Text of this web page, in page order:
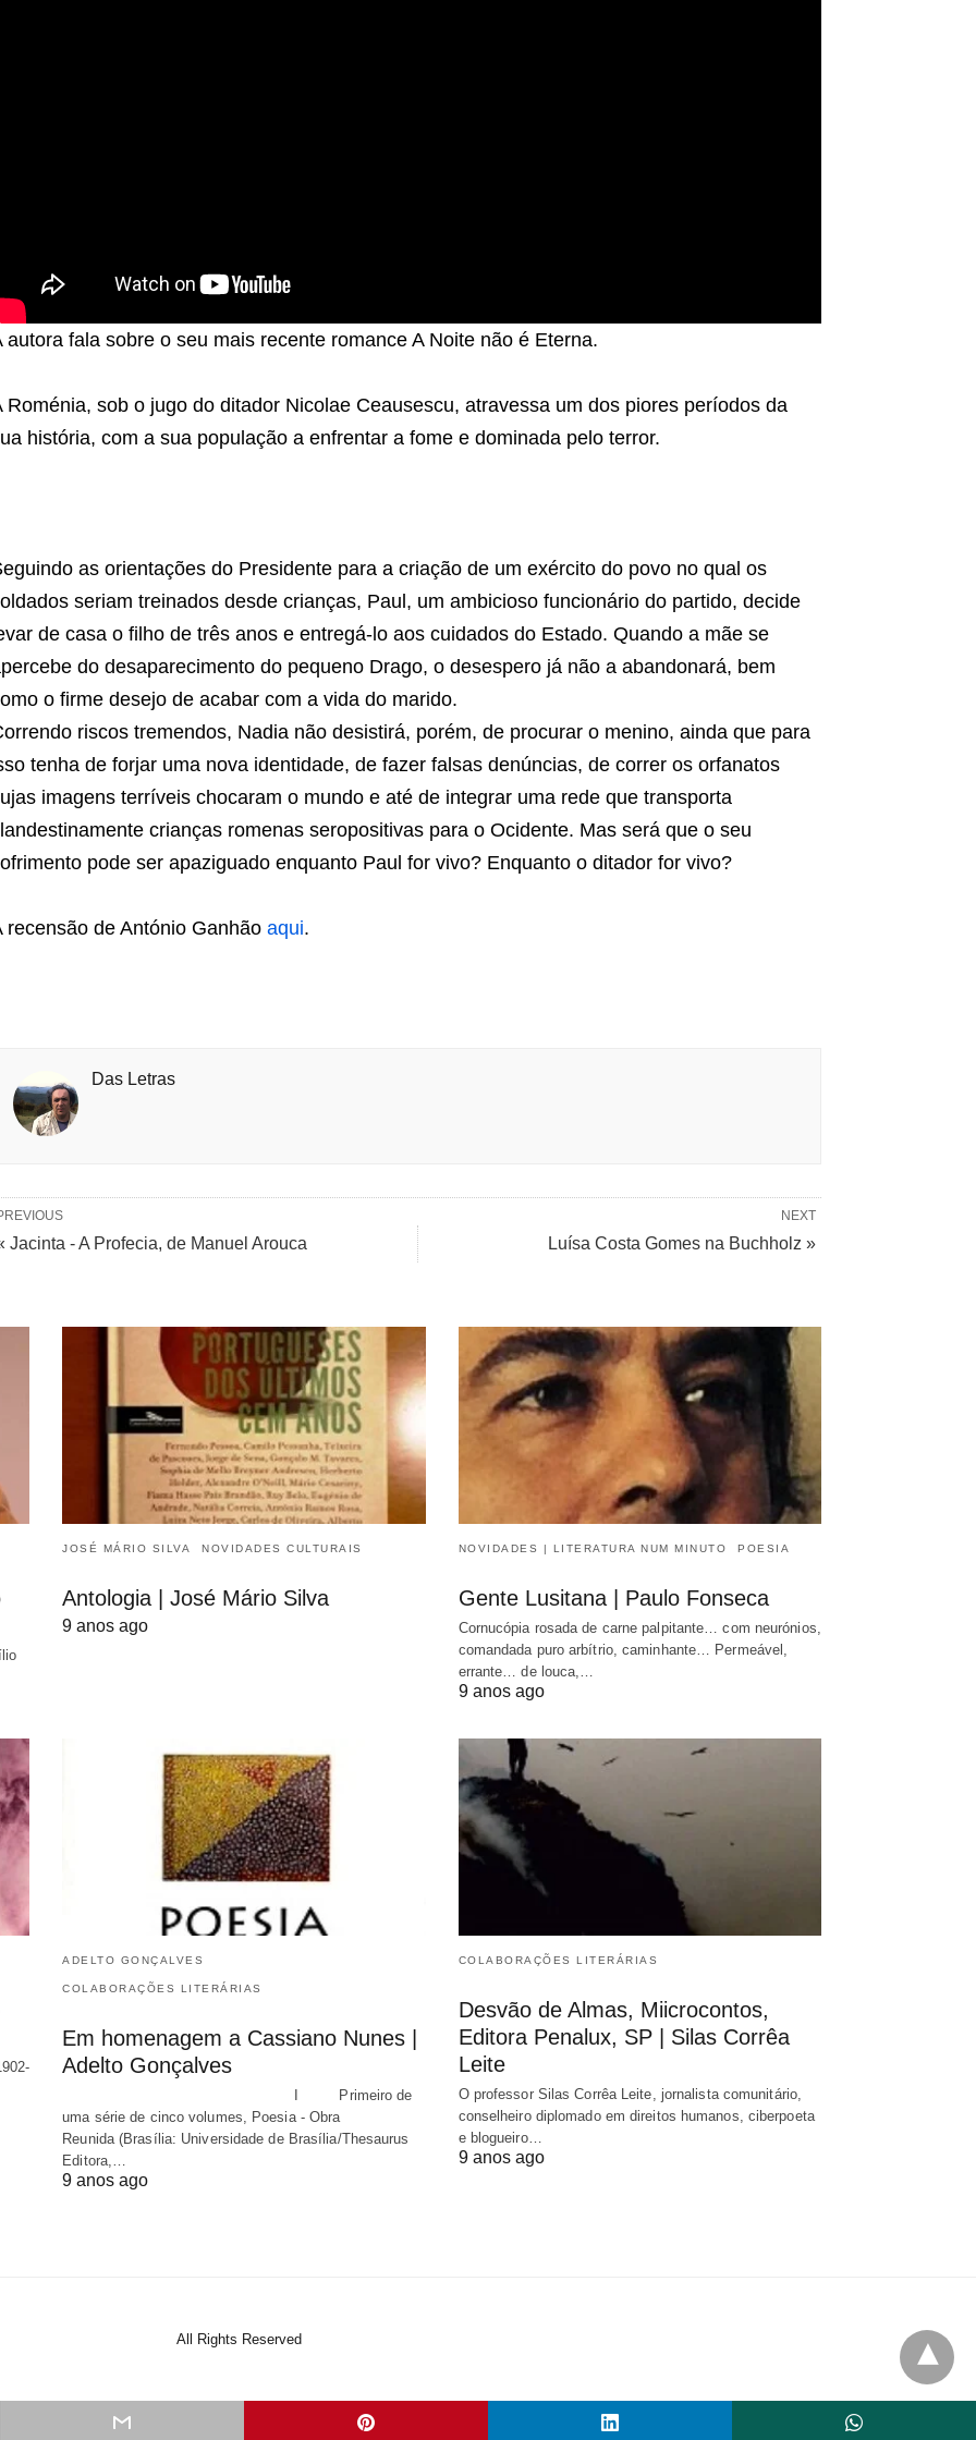
autora fala sobre o seu mais recente romance A Noite não é Eterna.
Roménia, sob o jugo do ditador Nicolae Ceausescu, atravessa um dos piores períodos da
história, com a sua população a enfrentar a fome e dominada pelo terror.
as orientações do Presidente para a criação de um exército do povo no qual os
seriam treinados desde crianças, Paul, um ambicioso funcionário do partido, decide
de casa o filho de três anos e entregá-lo aos cuidados do Estado. Quando a mãe se
do desaparecimento do pequeno Drago, o desespero já não a abandonará, bem
o firme desejo de acabar com a vida do marido.
riscos tremendos, Nadia não desistirá, porém, de procurar o menino, ainda que para
tenha de forjar uma nova identidade, de fazer falsas denúncias, de correr os orfanatos
imagens terríveis chocaram o mundo e até de integrar uma rede que transporta
crianças romenas seropositivas para o Ocidente. Mas será que o seu
pode ser apaziguado enquanto Paul for vivo? Enquanto o ditador for vivo?
recensão de António Ganhão aqui.
Das Letras
NEXT
Luísa Costa Gomes na Buchholz »
Jacinta - A Profecia, de Manuel Arouca
JOSÉ MÁRIO SILVA NOVIDADES CULTURAIS
Antologia | José Mário Silva
9 anos ago
NOVIDADES | LITERATURA NUM MINUTO POESIA
Gente Lusitana | Paulo Fonseca
Cornucópia rosada de carne palpitante… com neurónios,
comandada puro arbítrio, caminhante… Permeável,
errante… de louca,…
9 anos ago
ADELTO GONÇALVES
COLABORAÇÕES LITERÁRIAS
Em homenagem a Cassiano Nunes |
Adelto Gonçalves
I Primeiro de
uma série de cinco volumes, Poesia - Obra
Reunida (Brasília: Universidade de Brasília/Thesaurus
Editora,…
9 anos ago
COLABORAÇÕES LITERÁRIAS
Desvão de Almas, Miicrocontos,
Editora Penalux, SP | Silas Corrêa
Leite
O professor Silas Corrêa Leite, jornalista comunitário,
conselheiro diplomado em direitos humanos, ciberpoeta
e blogueiro…
9 anos ago
All Rights Reserved